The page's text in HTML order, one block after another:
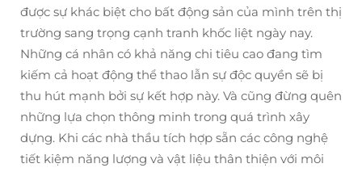
được sự khác biệt cho bất động sản của mình trên thị
trường sang trọng cạnh tranh khốc liệt ngày nay.
Những cá nhân có khả năng chi tiêu cao đang tìm
kiếm cả hoạt động thể thao lẫn sự độc quyền sẽ bị
thu hút mạnh bởi sự kết hợp này. Và cũng đừng quên
những lựa chọn thông minh trong quá trình xây
dựng. Khi các nhà thầu tích hợp sẵn các công nghệ
tiết kiệm năng lượng và vật liệu thân thiện với môi